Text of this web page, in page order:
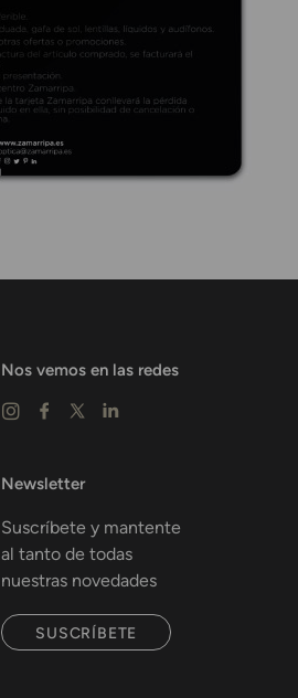
Nos vemos en las redes
Newsletter
Suscríbete y mantente
al tanto de todas
nuestras novedades
SUSCRÍBETE